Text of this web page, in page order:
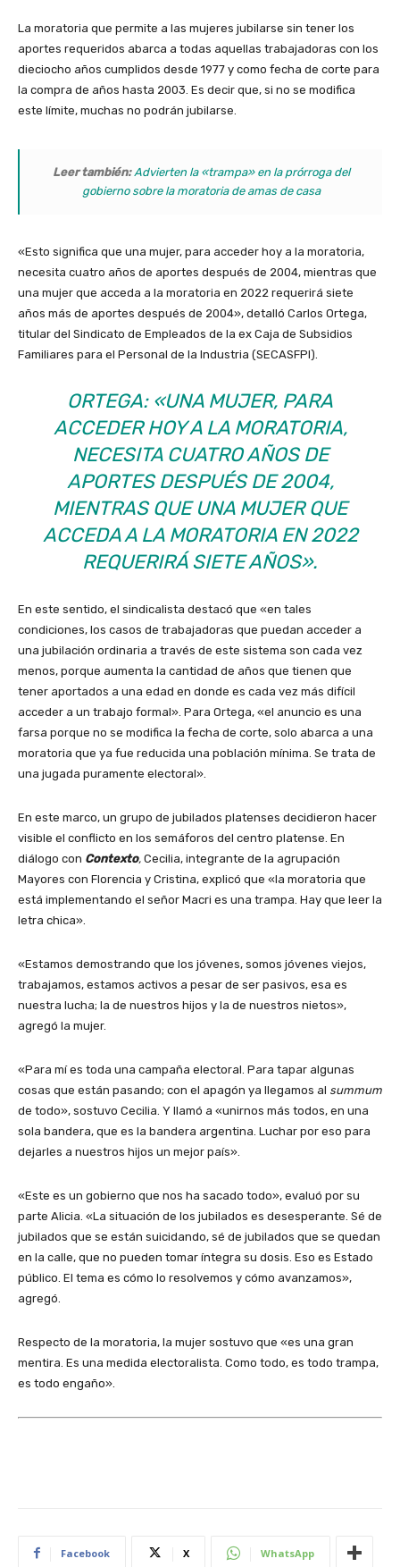
La moratoria que permite a las mujeres jubilarse sin tener los
aportes requeridos abarca a todas aquellas trabajadoras con los
dieciocho años cumplidos desde 1977 y como fecha de corte para
la compra de años hasta 2003. Es decir que, si no se modifica
este límite, muchas no podrán jubilarse.
Leer también:Advierten la «trampa» en la prórroga del
gobierno sobre la moratoria de amas de casa
«Esto significa que una mujer, para acceder hoy a la moratoria,
necesita cuatro años de aportes después de 2004, mientras que
una mujer que acceda a la moratoria en 2022 requerirá siete
años más de aportes después de 2004», detalló Carlos Ortega,
titular del Sindicato de Empleados de la ex Caja de Subsidios
Familiares para el Personal de la Industria (SECASFPI).
ORTEGA: «UNA MUJER, PARA
ACCEDER HOY A LA MORATORIA,
NECESITA CUATRO AÑOS DE
APORTES DESPUÉS DE 2004,
MIENTRAS QUE UNA MUJER QUE
ACCEDA A LA MORATORIA EN 2022
REQUERIRÁ SIETE AÑOS».
En este sentido, el sindicalista destacó que «en tales
condiciones, los casos de trabajadoras que puedan acceder a
una jubilación ordinaria a través de este sistema son cada vez
menos, porque aumenta la cantidad de años que tienen que
tener aportados a una edad en donde es cada vez más difícil
acceder a un trabajo formal». Para Ortega, «el anuncio es una
farsa porque no se modifica la fecha de corte, solo abarca a una
moratoria que ya fue reducida una población mínima. Se trata de
una jugada puramente electoral».
En este marco, un grupo de jubilados platenses decidieron hacer
visible el conflicto en los semáforos del centro platense. En
diálogo con Contexto, Cecilia, integrante de la agrupación
Mayores con Florencia y Cristina, explicó que «la moratoria que
está implementando el señor Macri es una trampa. Hay que leer la
letra chica».
«Estamos demostrando que los jóvenes, somos jóvenes viejos,
trabajamos, estamos activos a pesar de ser pasivos, esa es
nuestra lucha; la de nuestros hijos y la de nuestros nietos»,
agregó la mujer.
«Para mí es toda una campaña electoral. Para tapar algunas
cosas que están pasando; con el apagón ya llegamos al summum
de todo», sostuvo Cecilia. Y llamó a «unirnos más todos, en una
sola bandera, que es la bandera argentina. Luchar por eso para
dejarles a nuestros hijos un mejor país».
«Este es un gobierno que nos ha sacado todo», evaluó por su
parte Alicia. «La situación de los jubilados es desesperante. Sé de
jubilados que se están suicidando, sé de jubilados que se quedan
en la calle, que no pueden tomar íntegra su dosis. Eso es Estado
público. El tema es cómo lo resolvemos y cómo avanzamos»,
agregó.
Respecto de la moratoria, la mujer sostuvo que «es una gran
mentira. Es una medida electoralista. Como todo, es todo trampa,
es todo engaño».
Facebook X WhatsApp